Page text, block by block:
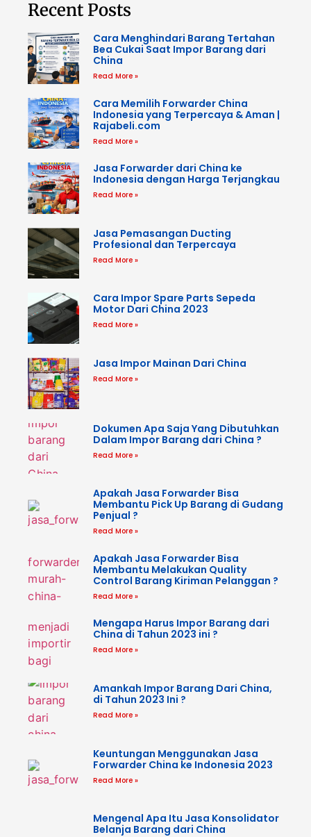
Recent Posts
Cara Menghindari Barang Tertahan
Bea Cukai Saat Impor Barang dari
China
Read More »
Cara Memilih Forwarder China
Indonesia yang Terpercaya & Aman |
Rajabeli.com
Read More »
Jasa Forwarder dari China ke
Indonesia dengan Harga Terjangkau
Read More »
Jasa Pemasangan Ducting
Profesional dan Terpercaya
Read More »
Cara Impor Spare Parts Sepeda
Motor Dari China 2023
Read More »
Jasa Impor Mainan Dari China
Read More »
Dokumen Apa Saja Yang Dibutuhkan
Dalam Impor Barang dari China ?
Read More »
Apakah Jasa Forwarder Bisa
Membantu Pick Up Barang di Gudang
Penjual ?
Read More »
Apakah Jasa Forwarder Bisa
Membantu Melakukan Quality
Control Barang Kiriman Pelanggan ?
Read More »
Mengapa Harus Impor Barang dari
China di Tahun 2023 ini ?
Read More »
Amankah Impor Barang Dari China,
di Tahun 2023 Ini ?
Read More »
Keuntungan Menggunakan Jasa
Forwarder China ke Indonesia 2023
Read More »
Mengenal Apa Itu Jasa Konsolidator
Belanja Barang dari China